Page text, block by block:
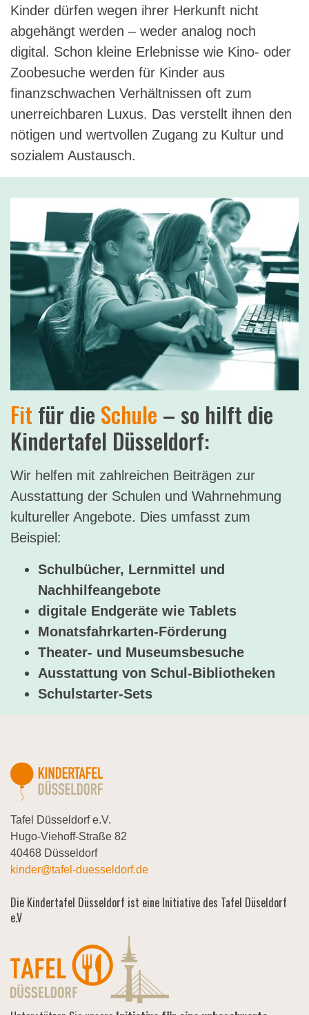
Kinder dürfen wegen ihrer Herkunft nicht
abgehängt werden – weder analog noch
digital. Schon kleine Erlebnisse wie Kino- oder
Zoobesuche werden für Kinder aus
finanzschwachen Verhältnissen oft zum
unerreichbaren Luxus. Das verstellt ihnen den
nötigen und wertvollen Zugang zu Kultur und
sozialem Austausch.
Fit für die Schule – so hilft die
Kindertafel Düsseldorf:
Wir helfen mit zahlreichen Beiträgen zur
Ausstattung der Schulen und Wahrnehmung
kultureller Angebote. Dies umfasst zum
Beispiel:
Schulbücher, Lernmittel und
Nachhilfeangebote
digitale Endgeräte wie Tablets
Monatsfahrkarten-Förderung
Theater- und Museumsbesuche
Ausstattung von Schul-Bibliotheken
Schulstarter-Sets
Tafel Düsseldorf e.V.
Hugo-Viehoff-Straße 82
40468 Düsseldorf
kinder@tafel-duesseldorf.de
Die Kindertafel Düsseldorf ist eine Initiative des Tafel Düseldorf
e.V